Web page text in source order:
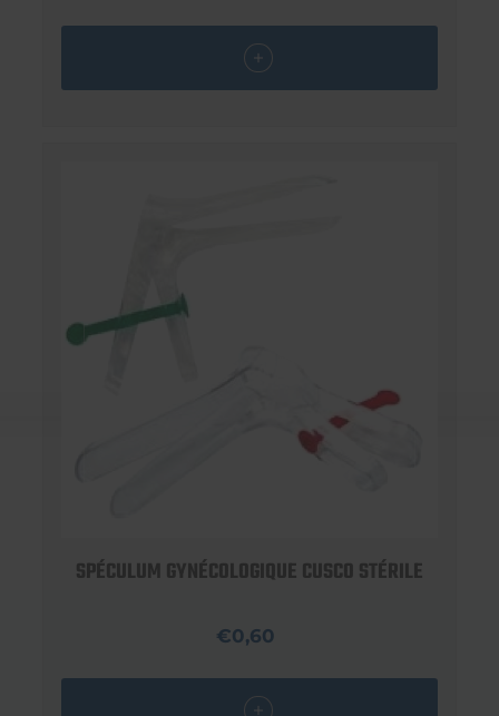
SPÉCULUM GYNÉCOLOGIQUE CUSCO STÉRILE
€0,60